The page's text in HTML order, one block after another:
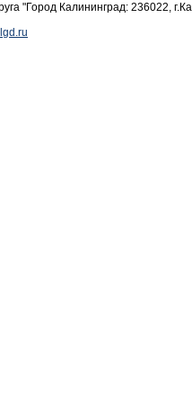
"Город Калининград: 236022,